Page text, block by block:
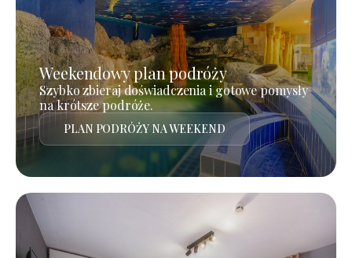
Weekendowy plan podróży
Szybko zbieraj doświadczenia i gotowe pomysły
na krótsze podróże.
PLAN PODRÓŻY NA WEEKEND